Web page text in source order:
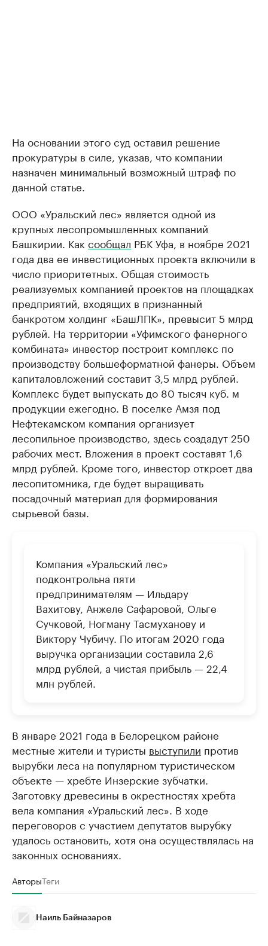
На основании этого суд оставил решение
прокуратуры в силе, указав, что компании
назначен минимальный возможный штраф по
данной статье.
ООО «Уральский лес» является одной из
крупных лесопромышленных компаний
Башкирии. Как сообщал РБК Уфа, в ноябре 2021
года два ее инвестиционных проекта включили в
число приоритетных. Общая стоимость
реализуемых компанией проектов на площадках
предприятий, входящих в признанный
банкротом холдинг «БашЛПК», превысит 5 млрд
рублей. На территории «Уфимского фанерного
комбината» инвестор построит комплекс по
производству большеформатной фанеры. Объем
капиталовложений составит 3,5 млрд рублей.
Комплекс будет выпускать до 80 тысяч куб. м
продукции ежегодно. В поселке Амзя под
Нефтекамском компания организует
лесопильное производство, здесь создадут 250
рабочих мест. Вложения в проект составят 1,6
млрд рублей. Кроме того, инвестор откроет два
лесопитомника, где будет выращивать
посадочный материал для формирования
сырьевой базы.
Компания «Уральский лес»
подконтрольна пяти
предпринимателям — Ильдару
Вахитову, Анжеле Сафаровой, Ольге
Сучковой, Ногману Тасмуханову и
Виктору Чубичу. По итогам 2020 года
выручка организации составила 2,6
млрд рублей, а чистая прибыль — 22,4
млн рублей.
В январе 2021 года в Белорецком районе
местные жители и туристы выступили против
вырубки леса на популярном туристическом
объекте — хребте Инзерские зубчатки.
Заготовку древесины в окрестностях хребта
вела компания «Уральский лес». В ходе
переговоров с участием депутатов вырубку
удалось остановить, хотя она осуществлялась на
законных основаниях.
АвторыТеги
Наиль Байназаров